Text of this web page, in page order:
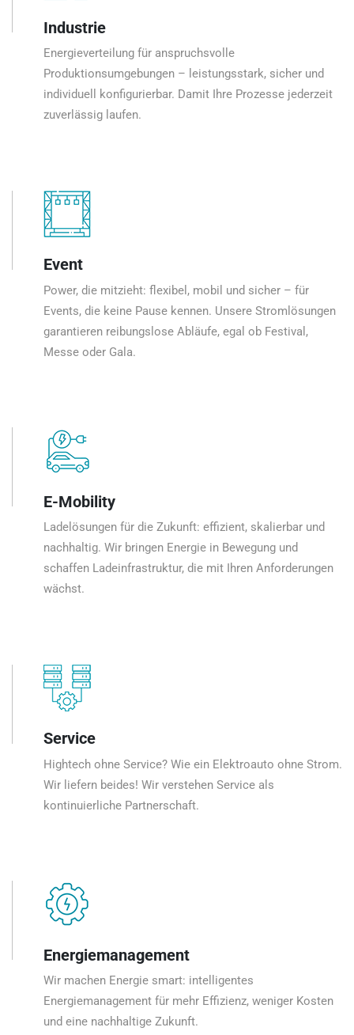
Industrie
Energieverteilung für anspruchsvolle
Produktionsumgebungen – leistungsstark, sicher und
individuell konfigurierbar. Damit Ihre Prozesse jederzeit
zuverlässig laufen.
Event
Power, die mitzieht: flexibel, mobil und sicher – für
Events, die keine Pause kennen. Unsere Stromlösungen
garantieren reibungslose Abläufe, egal ob Festival,
Messe oder Gala.
E-Mobility
Ladelösungen für die Zukunft: effizient, skalierbar und
nachhaltig. Wir bringen Energie in Bewegung und
schaffen Ladeinfrastruktur, die mit Ihren Anforderungen
wächst.
Service
Hightech ohne Service? Wie ein Elektroauto ohne Strom.
Wir liefern beides! Wir verstehen Service als
kontinuierliche Partnerschaft.
Energiemanagement
Wir machen Energie smart: intelligentes
Energiemanagement für mehr Effizienz, weniger Kosten
und eine nachhaltige Zukunft.